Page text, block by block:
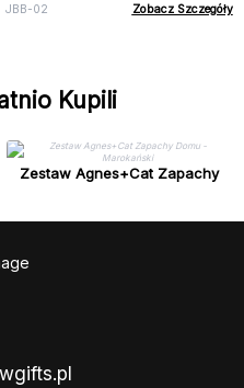
JBB-02 Zobacz Szczegóły
Kupili
Zestaw Agnes+Cat Zapachy